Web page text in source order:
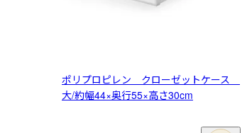
ポリプロピレン クローゼットケース
大/約幅44×奥行55×高さ30cm